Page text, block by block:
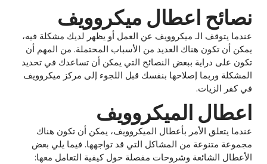
نصائح اعطال ميكروويف
عندما يتوقف الـ ميكروويف عن العمل أو يظهر لديك مشكلة فيه،
يمكن أن تكون هناك العديد من الأسباب المحتملة. من المهم أن
تكون على دراية ببعض النصائح التي يمكن أن تساعدك في تحديد
المشكلة وربما إصلاحها بنفسك قبل اللجوء إلى مركز ميكروويف
في كفر الزيات.
اعطال الميكروويف
عندما يتعلق الأمر بأعطال الميكروويف، يمكن أن تكون هناك
مجموعة متنوعة من المشاكل التي قد تواجهها. فيما يلي بعض
الأعطال الشائعة وشروحات مفصلة حول كيفية التعامل معها: